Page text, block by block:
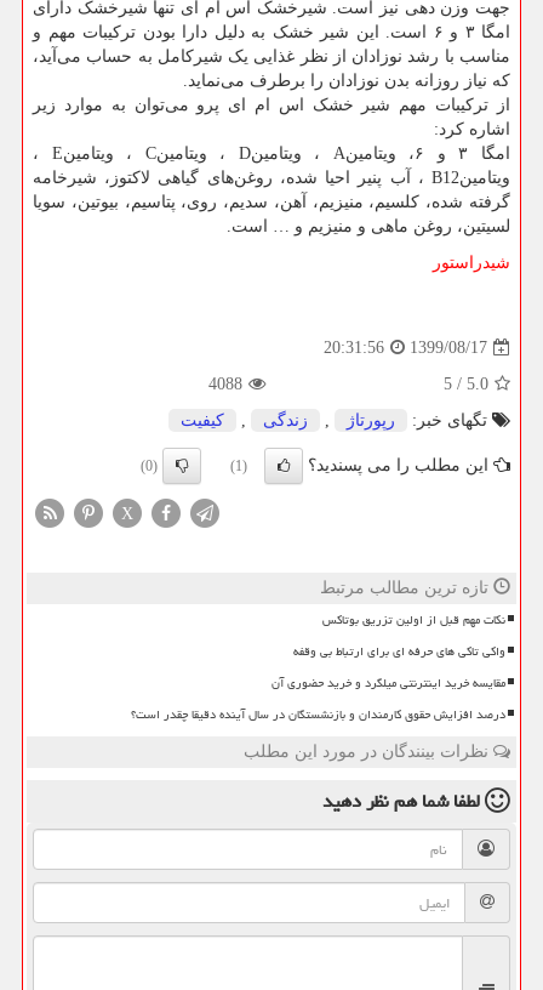
جهت وزن دهی نیز است. شیرخشک اس ام ای تنها شیرخشک دارای
امگا ۳ و ۶ است. این شیر خشک به دلیل دارا بودن ترکیبات مهم و
مناسب با رشد نوزادان از نظر غذایی یک شیرکامل به حساب می‌آید،
که نیاز روزانه بدن نوزادان را برطرف می‌نماید.
از ترکیبات مهم شیر خشک اس ام ای پرو می‌توان به موارد زیر
اشاره کرد:
امگا ۳ و ۶، ویتامین
A ، ویتامینD ، ویتامینC ، ویتامینE ،
ویتامینB12 ، آب پنیر احیا شده، روغن‌های گیاهی لاکتوز، شیرخامه
گرفته شده، کلسیم، منیزیم، آهن، سدیم، روی، پتاسیم، بیوتین، سویا
لسیتین، روغن ماهی و منیزیم و … است.
شیدراستور
1399/08/17
20:31:56
5.0
/
5
4088
تگهای خبر:
رپورتاژ , زندگی , كیفیت
این مطلب را می پسندید؟ (1)
(0)
X
تازه ترین مطالب مرتبط
نکات مهم قبل از اولین تزریق بوتاکس
واکی تاکی های حرفه ای برای ارتباط بی وقفه
مقایسه خرید اینترنتی میلگرد و خرید حضوری آن
درصد افزایش حقوق کارمندان و بازنشستگان در سال آینده دقیقا چقدر است؟
نظرات بینندگان در مورد این مطلب
لطفا شما همنظر دهید